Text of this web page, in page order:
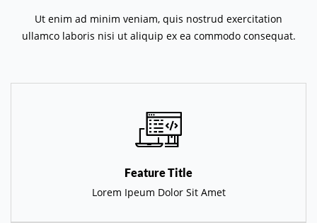
Ut enim ad minim veniam, quis nostrud exercitation
ullamco laboris nisi ut aliquip ex ea commodo consequat.
Feature Title
Lorem Ipeum Dolor Sit Amet